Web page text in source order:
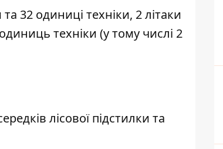
32 одиниці техніки, 2 літаки
техніки (у тому числі 2
лісової підстилки та